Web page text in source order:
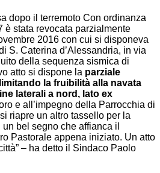
dopo il terremoto Con ordinanza
è stata revocata parzialmente
2016 con cui si disponeva
S. Caterina d’Alessandria, in via
della sequenza sismica di
atto si dispone la parziale
la fruibilità alla navata
laterali a nord, lato ex
e all’impegno della Parrocchia di
riapre un altro tassello per la
bel segno che affianca il
Pastorale appena iniziato. Un atto
– ha detto il Sindaco Paolo